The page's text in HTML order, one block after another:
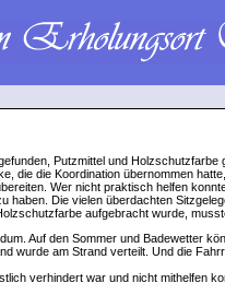
Putzmittel und
die die Koordination übernommen
Wer nicht praktisch helfen
haben. Die vielen überdachten
aufgebracht wurde,
Auf den Sommer und Badewetter
wurde am Strand verteilt. Und die
verhindert war und nicht mithelfen